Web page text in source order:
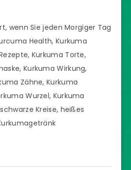
wenn Sie jeden Morgiger Tag
Health, Kurkuma
Kurkuma Torte,
Kurkuma Wirkung,
Zähne, Kurkuma
Wurzel, Kurkuma
Kreise, heißes